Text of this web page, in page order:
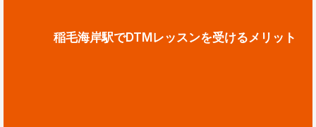
稲毛海岸駅でDTMレッスンを受けるメリット